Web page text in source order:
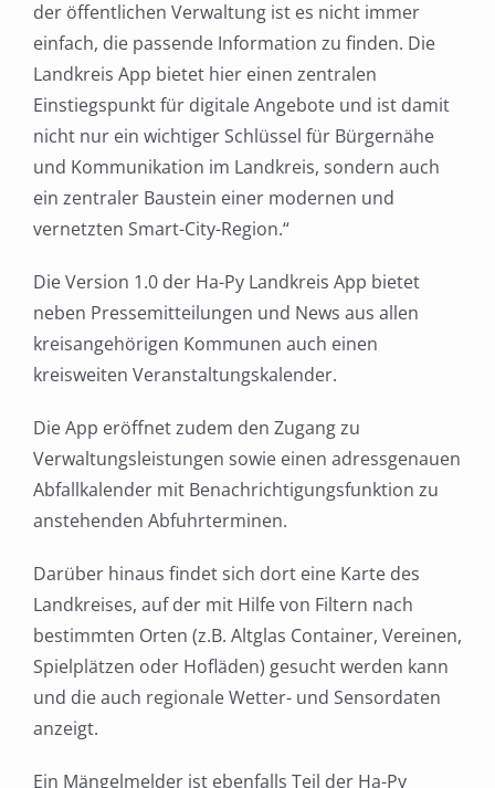
der öffentlichen Verwaltung ist es nicht immer
einfach, die passende Information zu finden. Die
Landkreis App bietet hier einen zentralen
Einstiegspunkt für digitale Angebote und ist damit
nicht nur ein wichtiger Schlüssel für Bürgernähe
und Kommunikation im Landkreis, sondern auch
ein zentraler Baustein einer modernen und
vernetzten Smart-City-Region.“
Die Version 1.0 der Ha-Py Landkreis App bietet
neben Pressemitteilungen und News aus allen
kreisangehörigen Kommunen auch einen
kreisweiten Veranstaltungskalender.
Die App eröffnet zudem den Zugang zu
Verwaltungsleistungen sowie einen adressgenauen
Abfallkalender mit Benachrichtigungsfunktion zu
anstehenden Abfuhrterminen.
Darüber hinaus findet sich dort eine Karte des
Landkreises, auf der mit Hilfe von Filtern nach
bestimmten Orten (z.B. Altglas Container, Vereinen,
Spielplätzen oder Hofläden) gesucht werden kann
und die auch regionale Wetter- und Sensordaten
anzeigt.
Ein Mängelmelder ist ebenfalls Teil der Ha-Py